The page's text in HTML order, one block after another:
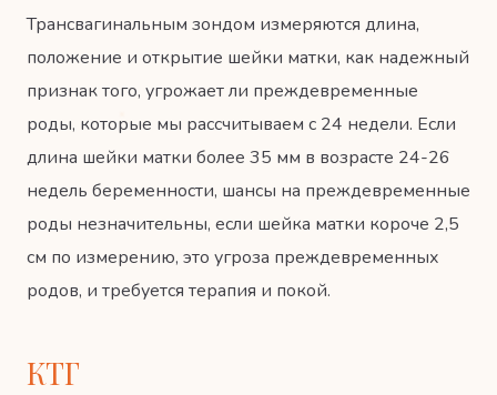
Трансвагинальным зондом измеряются длина,
положение и открытие шейки матки, как надежный
признак того, угрожает ли преждевременные
роды, которые мы рассчитываем с 24 недели. Если
длина шейки матки более 35 мм в возрасте 24-26
недель беременности, шансы на преждевременные
роды незначительны, если шейка матки короче 2,5
см по измерению, это угроза преждевременных
родов, и требуется терапия и покой.
КТГ